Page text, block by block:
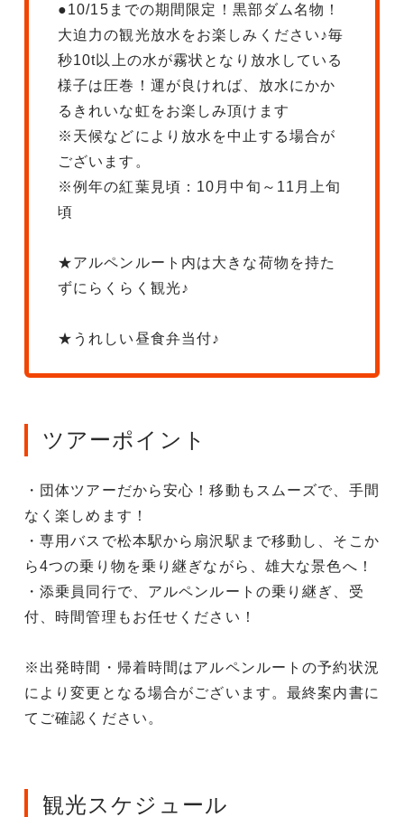
●10/15までの期間限定！黒部ダム名物！
大迫力の観光放水をお楽しみください♪毎
秒10t以上の水が霧状となり放水している
様子は圧巻！運が良ければ、放水にかか
るきれいな虹をお楽しみ頂けます
※天候などにより放水を中止する場合が
ございます。
※例年の紅葉見頃：10月中旬～11月上旬
頃
★アルペンルート内は大きな荷物を持た
ずにらくらく観光♪
★うれしい昼食弁当付♪
ツアーポイント
・団体ツアーだから安心！移動もスムーズで、手間
なく楽しめます！
・専用バスで松本駅から扇沢駅まで移動し、そこか
ら4つの乗り物を乗り継ぎながら、雄大な景色へ！
・添乗員同行で、アルペンルートの乗り継ぎ、受
付、時間管理もお任せください！
※出発時間・帰着時間はアルペンルートの予約状況
により変更となる場合がございます。最終案内書に
てご確認ください。
観光スケジュール